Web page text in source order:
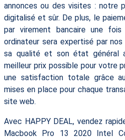
annonces ou des visites : notre
digitalisé et sûr. De plus, le
par virement bancaire une fois
ordinateur sera expertisé par
sa qualité et son état général
meilleur prix possible pour votre
une satisfaction totale grâce
mises en place pour chaque
site web.
Avec HAPPY DEAL, vendez
Macbook Pro 13 2020 Intel